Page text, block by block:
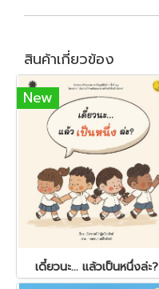
สินค้าเกี่ยวข้อง
New
เดี๋ยวนะ... แล้วเป็นหนึ่งล่ะ?